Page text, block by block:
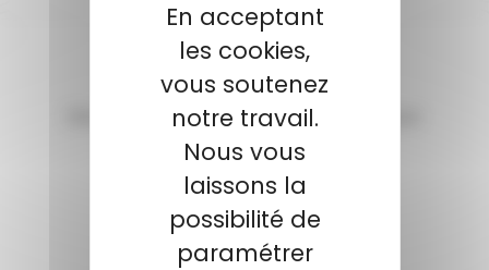
En acceptant
les cookies,
vous soutenez
notre travail.
Nous vous
laissons la
possibilité de
paramétrer